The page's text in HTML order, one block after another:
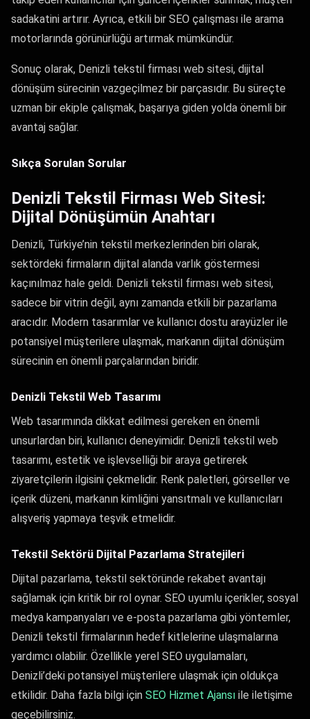
sadakatini artırır. Ayrıca, etkili bir SEO çalışması ile arama
motorlarında görünürlüğü artırmak mümkündür.
Sonuç olarak, Denizli tekstil firması web sitesi, dijital
dönüşüm sürecinin vazgeçilmez bir parçasıdır. Bu süreçte
uzman bir ekiple çalışmak, başarıya giden yolda önemli bir
avantaj sağlar.
Sıkça Sorulan Sorular
Denizli Tekstil Firması Web Sitesi:
Dijital Dönüşümün Anahtarı
Denizli, Türkiye’nin tekstil merkezlerinden biri olarak,
sektördeki firmaların dijital alanda varlık göstermesi
kaçınılmaz hale geldi. Denizli tekstil firması web sitesi,
sadece bir vitrin değil, aynı zamanda etkili bir pazarlama
aracıdır. Modern tasarımlar ve kullanıcı dostu arayüzler ile
potansiyel müşterilere ulaşmak, markanın dijital dönüşüm
sürecinin en önemli parçalarından biridir.
Denizli Tekstil Web Tasarımı
Web tasarımında dikkat edilmesi gereken en önemli
unsurlardan biri, kullanıcı deneyimidir. Denizli tekstil web
tasarımı, estetik ve işlevselliği bir araya getirerek
ziyaretçilerin ilgisini çekmelidir. Renk paletleri, görseller ve
içerik düzeni, markanın kimliğini yansıtmalı ve kullanıcıları
alışveriş yapmaya teşvik etmelidir.
Tekstil Sektörü Dijital Pazarlama Stratejileri
Dijital pazarlama, tekstil sektöründe rekabet avantajı
sağlamak için kritik bir rol oynar. SEO uyumlu içerikler, sosyal
medya kampanyaları ve e-posta pazarlama gibi yöntemler,
Denizli tekstil firmalarının hedef kitlelerine ulaşmalarına
yardımcı olabilir. Özellikle yerel SEO uygulamaları,
Denizli’deki potansiyel müşterilere ulaşmak için oldukça
etkilidir. Daha fazla bilgi için SEO Hizmet Ajansı​ ile iletişime
geçebilirsiniz.